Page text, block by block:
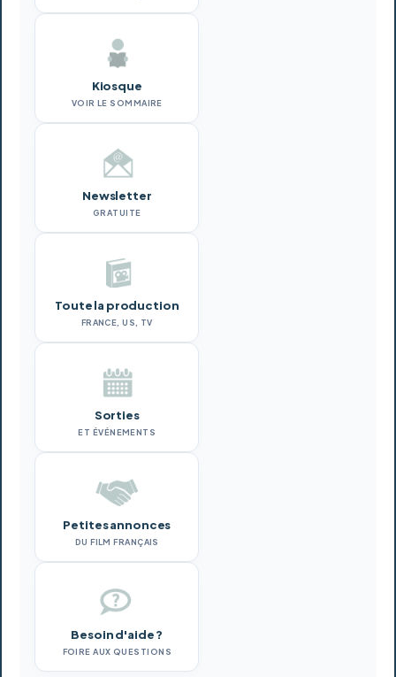
Kiosque
VOIR LE SOMMAIRE
Newsletter
GRATUITE
Toute la production
FRANCE, US, TV
Sorties
ET ÉVÉNEMENTS
Petites annonces
DU FILM FRANÇAIS
Besoin d'aide ?
FOIRE AUX QUESTIONS